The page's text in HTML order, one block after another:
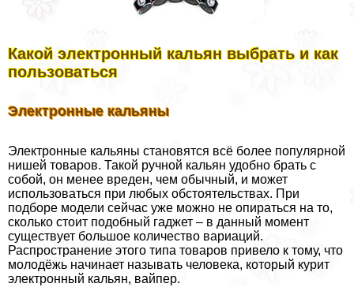
Какой электронный кальян выбрать и как
пользоваться
Электронные кальяны
Электронные кальяны становятся всё более популярной
нишей товаров. Такой ручной кальян удобно брать с
собой, он менее вреден, чем обычный, и может
использоваться при любых обстоятельствах. При
подборе модели сейчас уже можно не опираться на то,
сколько стоит подобный гаджет – в данный момент
существует большое количество вариаций.
Распространение этого типа товаров привело к тому, что
молодёжь начинает называть человека, который курит
электронный кальян, вайпер.